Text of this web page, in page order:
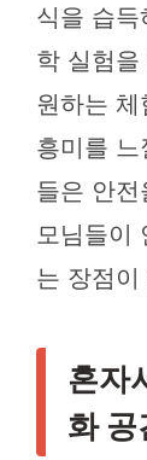
식을 습
학 실험
원하는
흥미를
들은 안
모님들이
는 장점이
혼자
화 공